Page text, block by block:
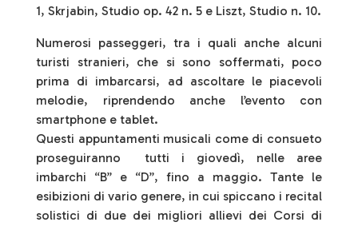
1, Skrjabin, Studio op. 42 n. 5 e Liszt, Studio n. 10.
Numerosi passeggeri, tra i quali anche alcuni
turisti stranieri, che si sono soffermati, poco
prima di imbarcarsi, ad ascoltare le piacevoli
melodie, riprendendo anche l’evento con
smartphone e tablet.
Questi appuntamenti musicali come di consueto
proseguiranno tutti i giovedì, nelle aree
imbarchi “B” e “D”, fino a maggio. Tante le
esibizioni di vario genere, in cui spiccano i recital
solistici di due dei migliori allievi dei Corsi di